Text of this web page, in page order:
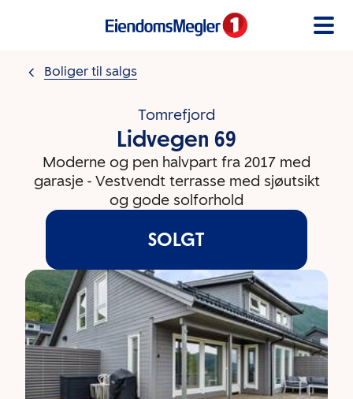
Boliger til salgs
Tomrefjord
Lidvegen 69
Moderne og pen halvpart fra 2017 med
garasje - Vestvendt terrasse med sjøutsikt
og gode solforhold
SOLGT